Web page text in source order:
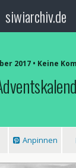
siwiarchiv.de
2017 • Keine
Anpinnen